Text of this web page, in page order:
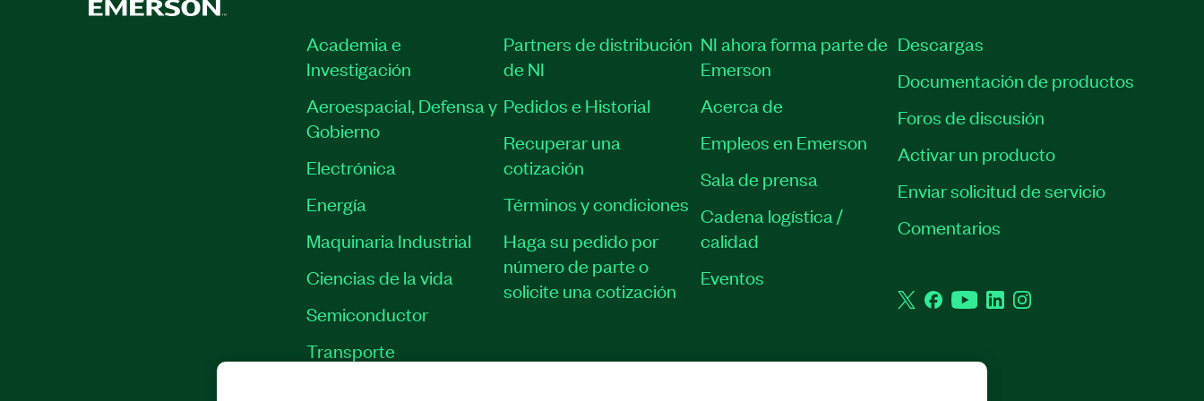
Academia e
Investigación
Aeroespacial, Defensa y
Gobierno
Electrónica
Energía
Maquinaria Industrial
Ciencias de la vida
Semiconductor
Transporte
Partners de distribución
de NI
Pedidos e Historial
Recuperar una
cotización
Términos y condiciones
Haga su pedido por
número de parte o
solicite una cotización
NI ahora forma parte de
Emerson
Acerca de
Empleos en Emerson
Sala de prensa
Cadena logística /
calidad
Eventos
Descargas
Documentación de productos
Foros de discusión
Activar un producto
Enviar solicitud de servicio
Comentarios
TwitterFacebookYouTubeLinkedInInstagram